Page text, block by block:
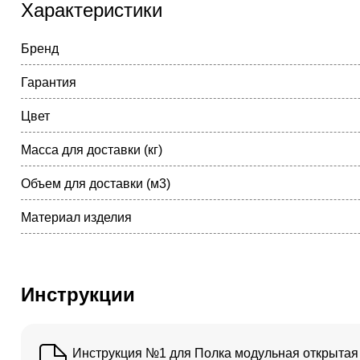
Характеристики
Бренд
Гарантия
Цвет
Масса для доставки (кг)
Объем для доставки (м3)
Материал изделия
Инструкции
Инструкция №1 для Полка модульная